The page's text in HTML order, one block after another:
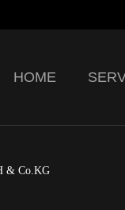
HOME
& Co.KG